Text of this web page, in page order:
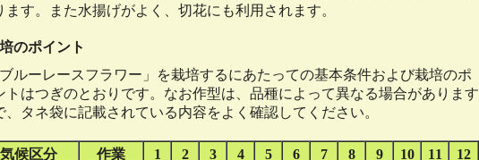
ます。また水揚げがよく、切花にも利用されます。
のポイント
ルーレースフラワー」を栽培するにあたっての基本条件および栽培のポ
トはつぎのとおりです。なお作型は、品種によって異なる場合があります
、タネ袋に記載されている内容をよく確認してください。
気候区分 作業 1 2 3 4 5 6 7 8 9 10 11 12